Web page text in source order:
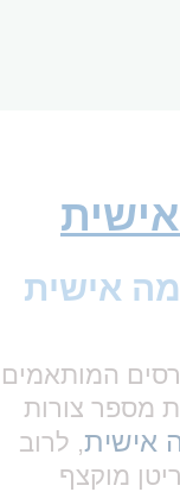
אישית
המותאמים
מספר צורות
אישית, לרוב
מוקצף